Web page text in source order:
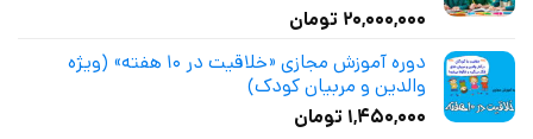
نمره4.50
۲۰,۰۰۰,۰۰۰ تومان
دوره آموزش مجازی «خلاقیت در ۱۰ هفته» (ویژه
والدین و مربیان کودک)
۱,۴۵۰,۰۰۰ تومان